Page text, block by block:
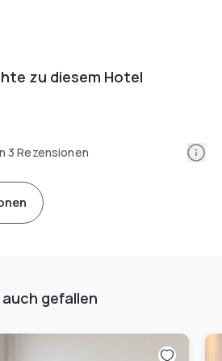
zu diesem Hotel
3 Rezensionen
gefallen